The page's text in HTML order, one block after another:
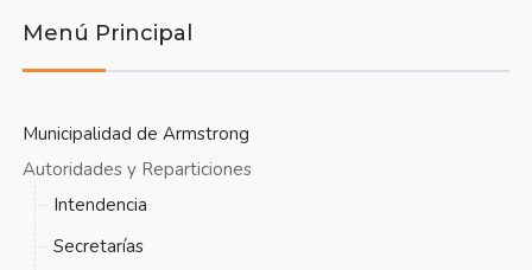
Menú Principal
Municipalidad de Armstrong
Autoridades y Reparticiones
Intendencia
Secretarías